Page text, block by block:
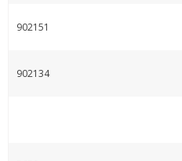
902151
902134